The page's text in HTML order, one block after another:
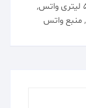
,
,منبع واتس